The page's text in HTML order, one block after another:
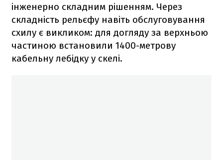
інженерно складним рішенням. Через
складність рельєфу навіть обслуговування
схилу є викликом: для догляду за верхньою
частиною встановили 1400-метрову
кабельну лебідку у скелі.